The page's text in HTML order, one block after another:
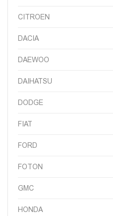
CITROEN
DACIA
DAEWOO
DAIHATSU
DODGE
FIAT
FORD
FOTON
GMC
HONDA